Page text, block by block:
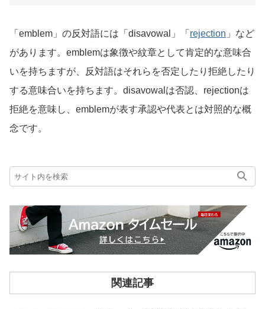
「emblem」の反対語には「disavowal」「 rejection 」など
があります。emblemは象徴や紋章として肯定的な意味合
いを持ちますが、反対語はそれらを否定したり拒絶したり
する意味合いを持ちます。disavowalは否認、rejectionは
拒絶を意味し、emblemが表す承認や代表とは対照的な概
念です。
関連記事